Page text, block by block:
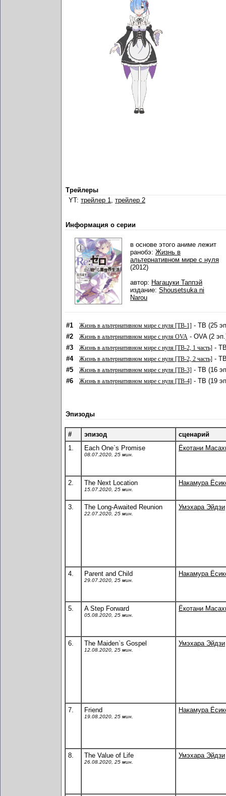
Трейлеры
YT: трейлер 1, трейлер 2
Информация о серии
в основе этого аниме лежит
ранобэ: Жизнь в
альтернативном мире с нуля
(2012)
автор: Нагацуки Таппэй
издание: Shousetsuka ni
Narou
#1 Жизнь в альтернативном мире с нуля [ТВ-1] - ТВ (25
#2
Жизнь в альтернативном мире с нуля OVA - OVA (2
#3
Жизнь в альтернативном мире с нуля [ТВ-2, 1 часть] -
#4
Жизнь в альтернативном мире с нуля [ТВ-2, 2 часть] -
#5
Жизнь в альтернативном мире с нуля [ТВ-3] - ТВ (16
#6
Жизнь в альтернативном мире с нуля [ТВ-4] - ТВ (19
Эпизоды
# эпизод
сценарий
1.
Each One`s Promise
08.07.2020, 25 мин.
Ёкотани
2. The Next Location
15.07.2020, 25 мин.
Накамура
3. The Long-Awaited Reunion
22.07.2020, 25 мин.
Умэхара Эйдзи
4. Parent and Child
29.07.2020, 25 мин.
Накамура
5. A Step Forward
05.08.2020, 25 мин.
Ёкотани
6. The Maiden`s Gospel
12.08.2020, 25 мин.
Умэхара Эйдзи
7. Friend
19.08.2020, 25 мин.
Накамура
8. The Value of Life
26.08.2020, 25 мин.
Умэхара Эйдзи